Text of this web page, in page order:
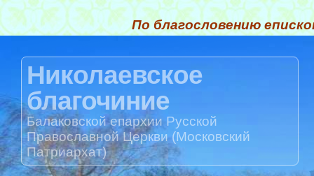
По благословению
Николаевское
благочиние
Балаковской епархии Русской
Православной Церкви (Московский
Патриархат)